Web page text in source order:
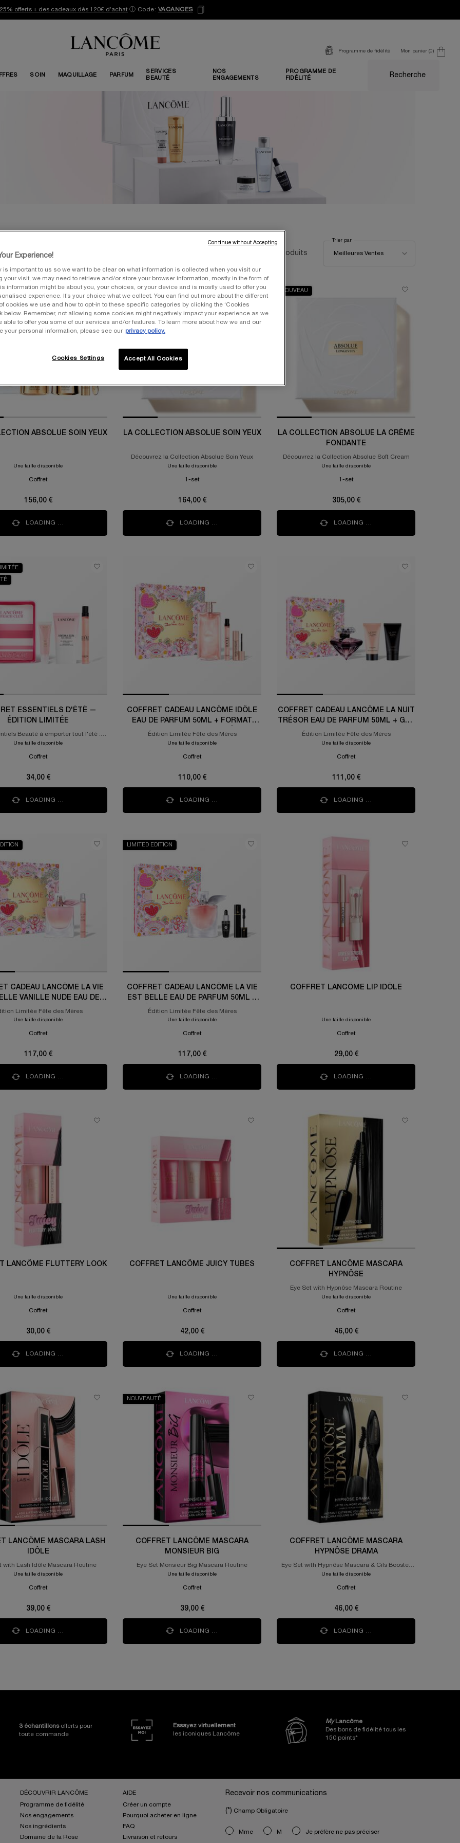
25% offerts + des cadeaux dès 120€ d’achat ⓘ Code: VACANCES
Programme de fidélité
Mon panier 0
0 produit
SOIN MAQUILLAGE PARFUM
SERVICES
BEAUTÉ
NOS
ENGAGEMENTS
PROGRAMME DE
FIDÉLITÉ
Recherche
39 produits
Meilleures Ventes
Trier par
ABSOLUE SOIN YEUX
Une taille disponible
Coffret
156,00 €
LOADING ...
NOUVEAU
LA COLLECTION ABSOLUE SOIN YEUX
Découvrez la Collection Absolue Soin Yeux
Une taille disponible
1-set
164,00 €
LOADING ...
NOUVEAU
LA COLLECTION ABSOLUE LA CRÈME
FONDANTE
Découvrez la Collection Absolue Soft Cream
Une taille disponible
1-set
305,00 €
LOADING ...
ESSENTIELS D'ÉTÉ —
ÉDITION LIMITÉE
Beauté à emporter tout l'été :
Gel-Crème 30ml, Idôle Eau de
Une taille disponible
Coffret
34,00 €
LOADING ...
COFFRET CADEAU LANCÔME IDÔLE
EAU DE PARFUM 50ML + FORMAT
VOYAGE 10ML + LASH IDÔLE
FLUTTER EXTENSION 2ML
Édition Limitée Fête des Mères
Une taille disponible
Coffret
110,00 €
LOADING ...
COFFRET CADEAU LANCÔME LA NUIT
TRÉSOR EAU DE PARFUM 50ML + GEL
DOUCHE 50ML+ LAIT CORPS 50ML
Édition Limitée Fête des Mères
Une taille disponible
Coffret
111,00 €
LOADING ...
CADEAU LANCÔME LA VIE
VANILLE NUDE EAU DE
50ML + FORMAT VOYAGE
10ML
Limitée Fête des Mères
Une taille disponible
Coffret
117,00 €
LOADING ...
LIMITED EDITION
COFFRET CADEAU LANCÔME LA VIE
EST BELLE EAU DE PARFUM 50ML +
GÉNIFIQUE ULTIMATE 10ML +
MASCARA HYPNÔSE DRAMA 2ML
Édition Limitée Fête des Mères
Une taille disponible
Coffret
117,00 €
LOADING ...
COFFRET LANCÔME LIP IDÔLE
Une taille disponible
Coffret
29,00 €
LOADING ...
LANCÔME FLUTTERY LOOK
Une taille disponible
Coffret
30,00 €
LOADING ...
COFFRET LANCÔME JUICY TUBES
Une taille disponible
Coffret
42,00 €
LOADING ...
COFFRET LANCÔME MASCARA
HYPNÔSE
Eye Set with Hypnôse Mascara Routine
Une taille disponible
Coffret
46,00 €
LOADING ...
LANCÔME MASCARA LASH
IDÔLE
with Lash Idôle Mascara Routine
Une taille disponible
Coffret
39,00 €
LOADING ...
NOUVEAUTÉ
COFFRET LANCÔME MASCARA
MONSIEUR BIG
Eye Set Monsieur Big Mascara Routine
Une taille disponible
Coffret
39,00 €
LOADING ...
COFFRET LANCÔME MASCARA
HYPNÔSE DRAMA
Eye Set with Hypnôse Mascara & Cils Booster
Mascara Primer
Une taille disponible
Coffret
46,00 €
LOADING ...
3 échantillons offerts pour
toute commande
Essayez virtuellement
les iconiques Lancôme
MyLancôme
Des bons de fidélité tous les
150 points*
DÉCOUVRIR LANCÔME
Programme de fidélité
Nos engagements
Nos ingrédients
Domaine de la Rose
AIDE
Créer un compte
Pourquoi acheter en ligne
FAQ
Livraison et retours
Recevoir nos communications
(*) Champ Obligatoire
newslettersignup.title.legend
Mme M Je préfère ne pas préciser
Experience!
is important to us so we want to be clear on what information is collected when you visit our
your visit, we may need to retrieve and/or store your browser information, mostly in the form of
information might be about you, your choices, or your device and is mostly used to offer you
experience. It’s your choice what we collect. You can find out more about the different
cookies we use and how to opt-in to these specific categories by clicking the ‘Cookies
below. Remember, not allowing some cookies might negatively impact your experience as we
able to offer you some of our services and/or features. To learn more about how we and our
your personal information, please see our privacy policy.
Cookies Settings Accept All Cookies
Continue without Accepting